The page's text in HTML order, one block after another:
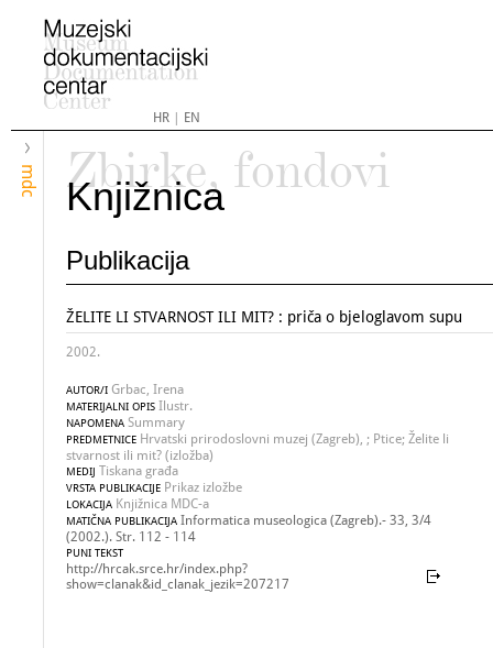
HR| EN
mdc
Zbirke, fondovi
Knjižnica
Publikacija
ŽELITE LI STVARNOST ILI MIT? : priča o bjeloglavom supu
2002.
AUTOR/I Grbac, Irena
MATERIJALNI OPIS Ilustr.
NAPOMENA Summary
PREDMETNICE Hrvatski prirodoslovni muzej (Zagreb), ; Ptice; Želite li
stvarnost ili mit? (izložba)
MEDIJ Tiskana građa
VRSTA PUBLIKACIJE Prikaz izložbe
LOKACIJA Knjižnica MDC-a
MATIČNA PUBLIKACIJA Informatica museologica (Zagreb).- 33, 3/4
(2002.). Str. 112 - 114
PUNI TEKST
http://hrcak.srce.hr/index.php?
show=clanak&id_clanak_jezik=207217